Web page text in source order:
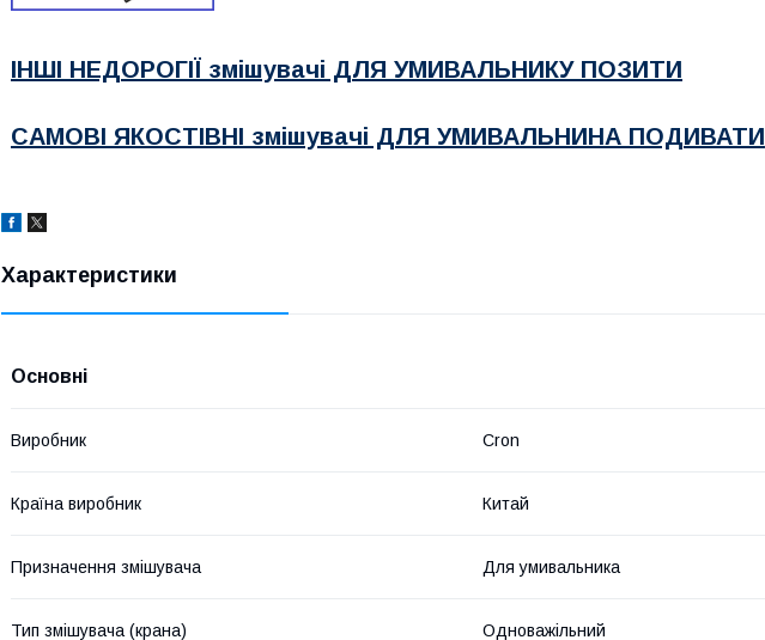
ІНШІ НЕДОРОГІЇ змішувачі ДЛЯ УМИВАЛЬНИКУ ПОЗИТИ
САМОВІ ЯКОСТІВНІ змішувачі ДЛЯ УМИВАЛЬНИНА ПОДИВАТИ
Характеристики
Основні
Виробник Cron
Країна виробник Китай
Призначення змішувача Для умивальника
Тип змішувача (крана) Одноважільний